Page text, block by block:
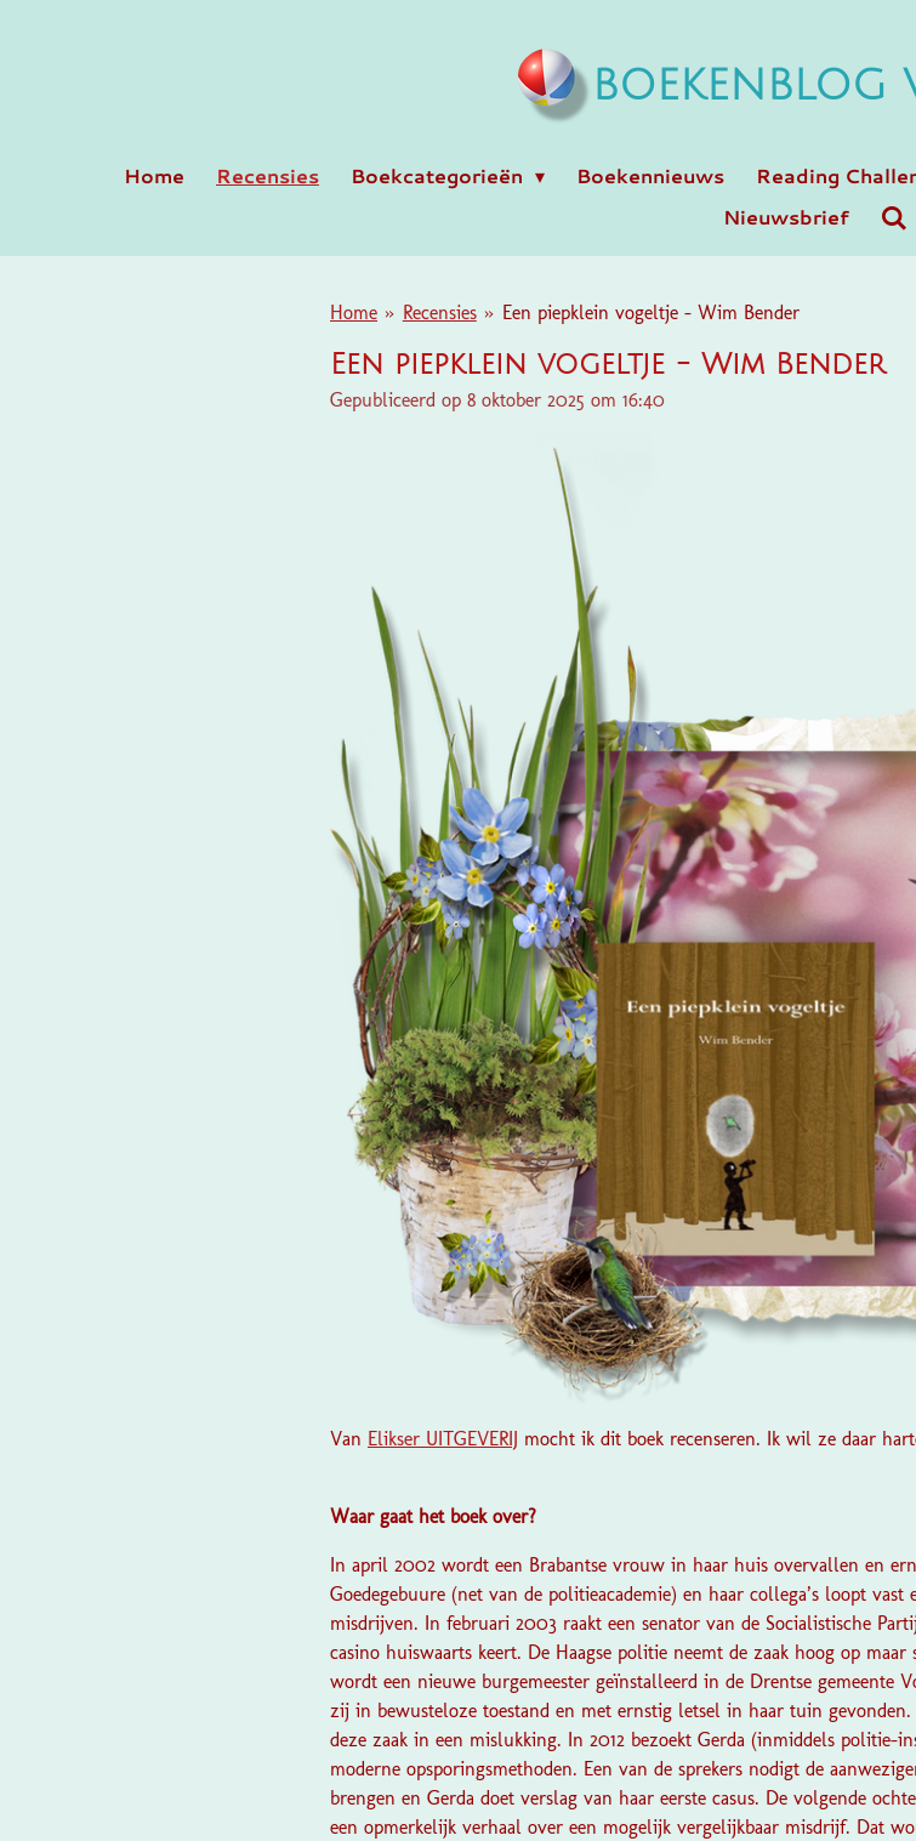
BOEKENBLOG
Home Recensies Boekcategorieën Boekennieuws Reading
Nieuwsbrief
Home » Recensies » Een piepklein vogeltje - Wim Bender
Een piepklein vogeltje - Wim Bender
Gepubliceerd op 8 oktober 2025 om 16:40
Van Elikser UITGEVERIJ mocht ik dit boek recenseren. Ik wil ze daar
Waar gaat het boek over?
In april 2002 wordt een Brabantse vrouw in haar huis overvallen en
Goedegebuure (net van de politieacademie) en haar collega’s loopt
misdrijven. In februari 2003 raakt een senator van de Socialistische
casino huiswaarts keert. De Haagse politie neemt de zaak hoog op
wordt een nieuwe burgemeester geïnstalleerd in de Drentse gemeente
zij in bewusteloze toestand en met ernstig letsel in haar tuin
deze zaak in een mislukking. In 2012 bezoekt Gerda (inmiddels politie-
moderne opsporingsmethoden. Een van de sprekers nodigt de
brengen en Gerda doet verslag van haar eerste casus. De volgende
een opmerkelijk verhaal over een mogelijk vergelijkbaar misdrijf. Dat